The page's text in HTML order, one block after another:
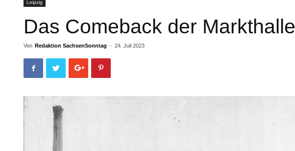
Leipzig
Das Comeback der Markthalle
Von Redaktion SachsenSonntag - 24. Juli 2023